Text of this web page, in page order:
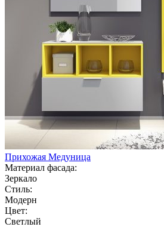
Прихожая Медуница
Материал фасада:
Зеркало
Стиль:
Модерн
Цвет:
Светлый